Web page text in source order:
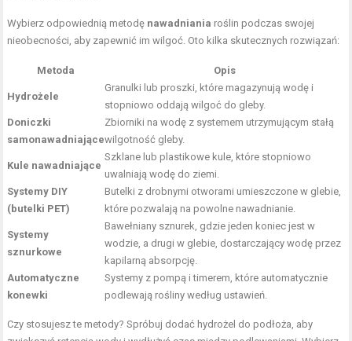
Wybierz odpowiednią metodę nawadniania roślin podczas swojej
nieobecności, aby zapewnić im wilgoć. Oto kilka skutecznych rozwiązań:
Metoda Opis
Hydrożele
Granulki lub proszki, które magazynują wodę i
stopniowo oddają wilgoć do gleby.
Doniczki
samonawadniające
Zbiorniki na wodę z systemem utrzymującym stałą
wilgotność gleby.
Kule nawadniające
Szklane lub plastikowe kule, które stopniowo
uwalniają wodę do ziemi.
Systemy DIY
(butelki PET)
Butelki z drobnymi otworami umieszczone w glebie,
które pozwalają na powolne nawadnianie.
Systemy
sznurkowe
Bawełniany sznurek, gdzie jeden koniec jest w
wodzie, a drugi w glebie, dostarczający wodę przez
kapilarną absorpcję.
Automatyczne
konewki
Systemy z pompą i timerem, które automatycznie
podlewają rośliny według ustawień.
Czy stosujesz te metody? Spróbuj dodać hydrożel do podłoża, aby